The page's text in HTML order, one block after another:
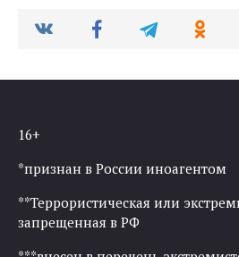
16+
*признан в России иноагентом
**Террористическая или
запрещенная в РФ